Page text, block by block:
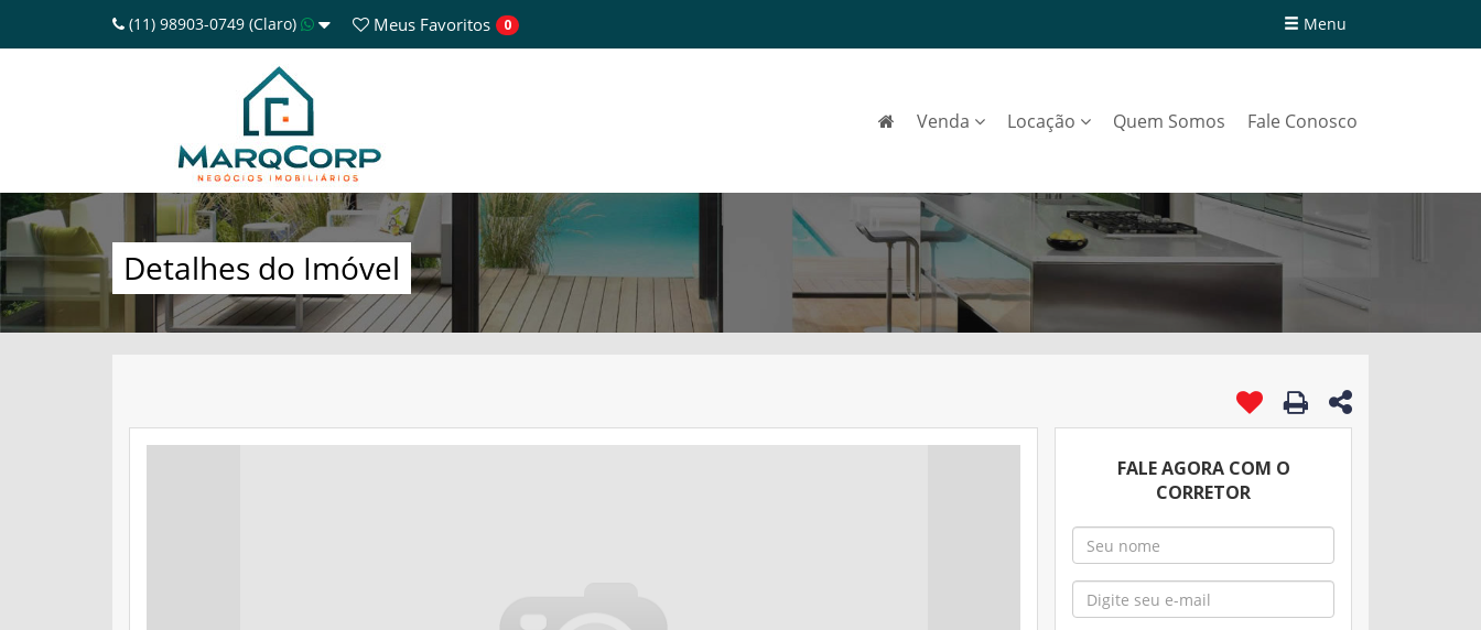
(11) 98903-0749 (Claro) Meus Favoritos 0 Menu
Venda Locação Quem Somos Fale Conosco
Detalhes do Imóvel
FALE AGORA COM O
CORRETOR